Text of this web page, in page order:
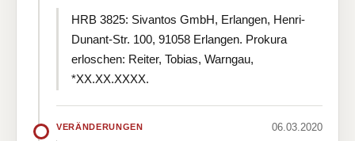
HRB 3825: Sivantos GmbH, Erlangen, Henri-
Dunant-Str. 100, 91058 Erlangen. Prokura
erloschen: Reiter, Tobias, Warngau,
*XX.XX.XXXX.
VERÄNDERUNGEN 06.03.2020